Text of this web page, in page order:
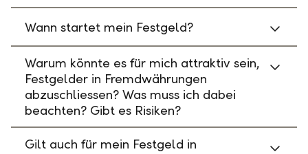
Wann startet mein Festgeld?
Warum könnte es für mich attraktiv sein,
Festgelder in Fremdwährungen
abzuschliessen? Was muss ich dabei
beachten? Gibt es Risiken?
Gilt auch für mein Festgeld in